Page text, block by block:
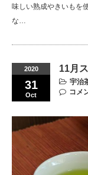
味しい熟成やきいもを
な…
2020
31
Oct
11月
宇治
コメ